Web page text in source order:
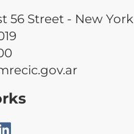
56 Street - New York